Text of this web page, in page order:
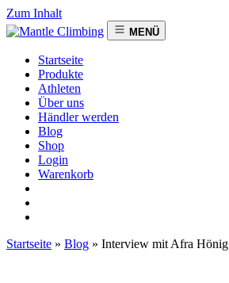
Zum Inhalt
MENÜ
Startseite
Produkte
Athleten
Über uns
Händler werden
Blog
Shop
Login
Warenkorb
Startseite » Blog » Interview mit Afra Hönig